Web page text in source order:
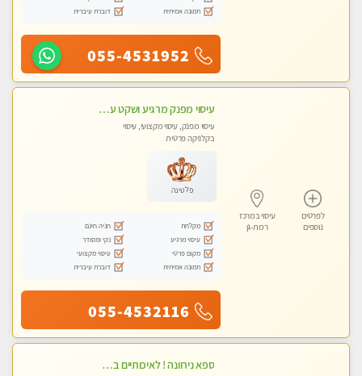
תמונה אמיתית
דוברת עיברית
055-4531952
לפרטים
נוספים
עיסוי במרכז
רמת-גן
עיסוי מפנק מרגיע ושקט עיסוי מושקע מאוד לכל שרירי הגוף...מומלץ!! פרטי !!
עיסוי מפנק, עיסוי מקצועי, עיסוי
בקלניקה פרטית
פלטינה
מקלחת
חניה חינם
עיסוי מרגיע
נקי ומסודר
מקום פרטי
עיסוי מקצועי
תמונה אמיתית
דוברת עיברית
055-4532116
ספא נירוונה ! לאיכותיים בלבד! מומלץ לחלוטין!!!! כל סוגי העיסויים מעסה מקצועית ואיכותית פרטי!!!